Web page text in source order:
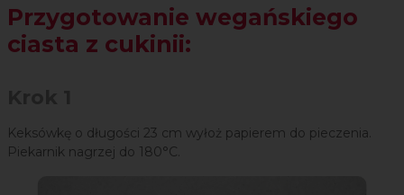
Przygotowanie wegańskiego
ciasta z cukinii:
Keksówkę o długości 23 cm wyłoż papierem do pieczenia.
Piekarnik nagrzej do 180°C.